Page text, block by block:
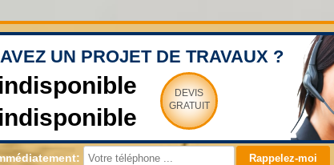
UN PROJET DE TRAVAUX ?
indisponible
indisponible
DEVIS
GRATUIT